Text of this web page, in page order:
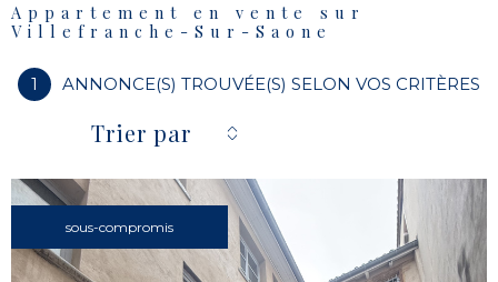
Appartement en vente sur
Villefranche-Sur-Saone
1 ANNONCE(S) TROUVÉE(S) SELON VOS CRITÈRES
Trier par
sous-compromis